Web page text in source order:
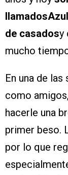
de casadosy
mucho
En una de
como
hacerle una
primer beso.
por lo que